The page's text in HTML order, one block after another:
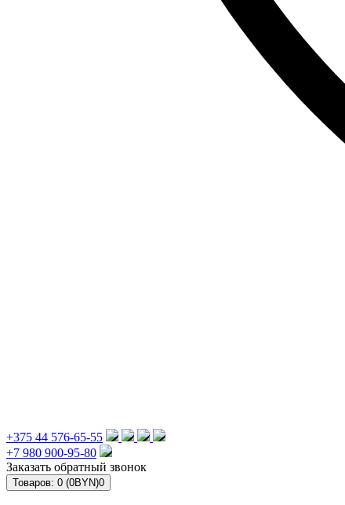
+375 44 576-65-55
+7 980 900-95-80
Заказать обратный звонок
Товаров: 0 (0BYN)0